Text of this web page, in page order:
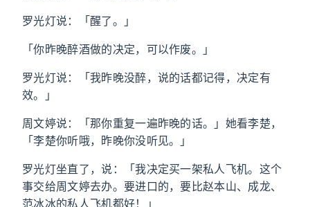
罗光灯说：「醒了。」
「你昨晚醉酒做的决定，可以作废。」
罗光灯说：「我昨晚没醉，说的话都记得，决定有
效。」
周文婷说：「那你重复一遍昨晚的话。」她看李楚，
「李楚你听哦，昨晚你没听见。」
罗光灯坐直了，说：「我决定买一架私人飞机。这个
事交给周文婷去办。要进口的，要比赵本山、成龙、
范冰冰的私人飞机都好！」